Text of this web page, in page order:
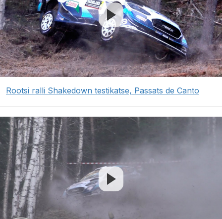
Rootsi ralli Shakedown testikatse, Passats de Canto